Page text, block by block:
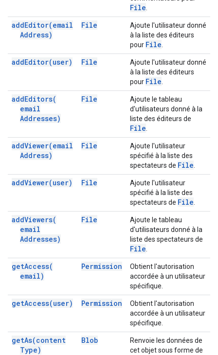
File
addEditor(email
Address)
File
Ajoute l'utilisateur donné
à la liste des éditeurs
pour File
addEditor(user) File
Ajoute l'utilisateur donné
à la liste des éditeurs
pour File
addEditors(
email
Addresses)
File
Ajoute le tableau
d'utilisateurs donné à la
liste des éditeurs de
File
addViewer(email
Address)
File
Ajoute l'utilisateur
spécifié à la liste des
spectateurs de File
addViewer(user) File
Ajoute l'utilisateur
spécifié à la liste des
spectateurs de File
addViewers(
email
Addresses)
File
Ajoute le tableau
d'utilisateurs donné à la
liste des spectateurs de
File
getAccess(
email)
Permission
Obtient l'autorisation
accordée à un utilisateur
spécifique.
getAccess(user) Permission
Obtient l'autorisation
accordée à un utilisateur
spécifique.
getAs(content
Type)
Blob
Renvoie les données de
cet objet sous forme de